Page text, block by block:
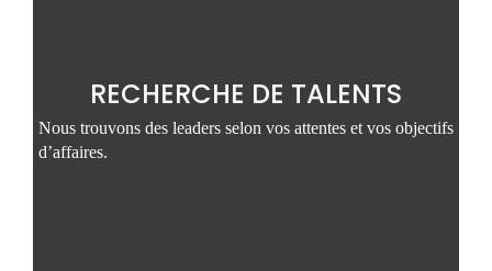
RECHERCHE DE TALENTS
Nous trouvons des leaders selon vos attentes et vos objectifs
d’affaires.